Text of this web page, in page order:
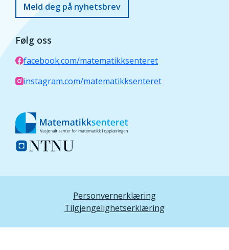
Meld deg på nyhetsbrev
Følg oss
facebook.com/matematikksenteret
instagram.com/matematikksenteret
Personvernerklæring
Tilgjengelighetserklæring